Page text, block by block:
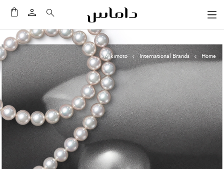
Home
International Brands
Mikimoto